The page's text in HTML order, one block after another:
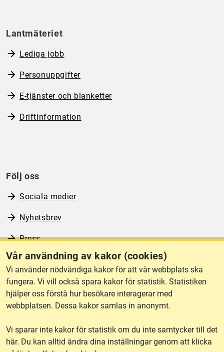
Vår användning av kakor (cookies)
Vi använder nödvändiga kakor för att vår webbplats ska
fungera. Vi vill också spara kakor för statistik. Statistiken
hjälper oss förstå hur besökare interagerar med
webbplatsen. Dessa kakor samlas in anonymt.
Vi sparar inte kakor för statistik om du inte samtycker till det
här. Du kan alltid ändra dina inställningar genom att klicka
Lantmäteriet
Lediga jobb
Personuppgifter
E-tjänster och blanketter
Driftinformation
Följ oss
Sociala medier
Nyhetsbrev
Press
RSS
Om webbplatsen
Tillgänglighet